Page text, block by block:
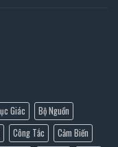
Giác
Bộ Nguồn
Công Tắc
Cảm Biến